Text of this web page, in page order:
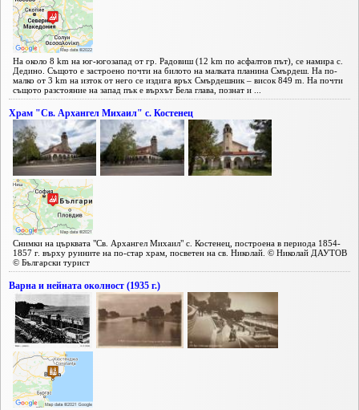
На около 8 km на юг-югозапад от гр. Радовиш (12 km по асфалтов път), се намира с.
Дедино. Същото е застроено почти на билото на малката планина Смърдеш. На по-
малко от 3 km на изток от него се издига връх Смърдешник – висок 849 m. На почти
същото разстояние на запад пък е върхът Бела глава, познат и ...
Храм "Св. Архангел Михаил" с. Костенец
Снимки на църквата "Св. Архангел Михаил" с. Костенец, построена в периода 1854-
1857 г. върху руините на по-стар храм, посветен на св. Николай. © Николай ДАУТОВ
© Български турист
Варна и нейната околност (1935 г.)